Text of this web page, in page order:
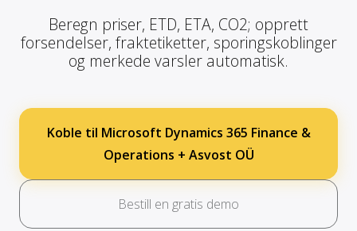
Beregn priser, ETD, ETA, CO2; opprett
forsendelser, fraktetiketter, sporingskoblinger
og merkede varsler automatisk.
Koble til Microsoft Dynamics 365 Finance &
Operations + Asvost OÜ
Bestill en gratis demo